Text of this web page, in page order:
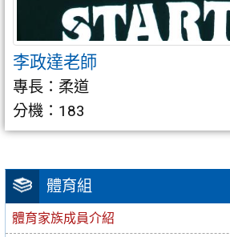
體育組
體育家族成員介紹
李政達老師
專長：柔道
分機：183